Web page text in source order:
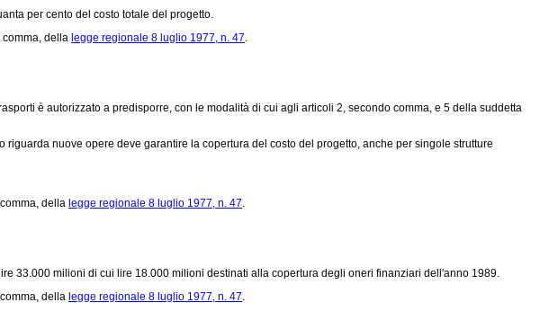
per cento del costo totale del progetto.
della legge regionale 8 luglio 1977, n. 47.
è autorizzato a predisporre, con le modalità di cui agli articoli 2, secondo comma, e 5 della suddetta
nuove opere deve garantire la copertura del costo del progetto, anche per singole strutture
della legge regionale 8 luglio 1977, n. 47.
33.000 milioni di cui lire 18.000 milioni destinati alla copertura degli oneri finanziari dell'anno 1989.
della legge regionale 8 luglio 1977, n. 47.